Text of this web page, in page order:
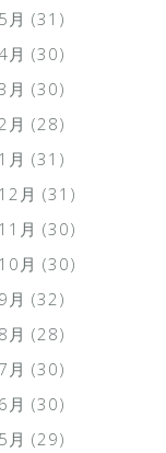
月 (31)
月 (30)
月 (30)
月 (28)
月 (31)
月 (31)
月 (30)
月 (30)
月 (32)
月 (28)
月 (30)
月 (30)
月 (29)